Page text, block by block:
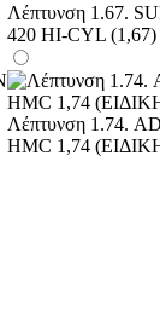
Λέπτυνση 1.67.
420 HI-CYL (1,67)
Λέπτυνση 1.74.
HMC 1,74